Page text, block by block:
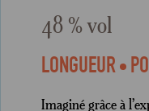
48 % vol
LONGUEUR
Imaginé grâce à